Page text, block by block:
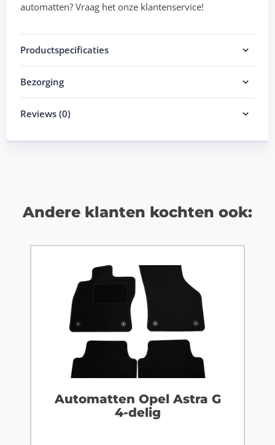
automatten? Vraag het onze klantenservice!
Productspecificaties
Bezorging
Reviews (0)
Andere klanten kochten ook:
Automatten Opel Astra G
4-delig